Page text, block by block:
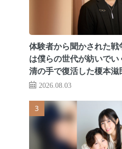
体験者から聞かされた戦
は僕らの世代が紡いで
清の手で復活した榎本滋
2026.08.03